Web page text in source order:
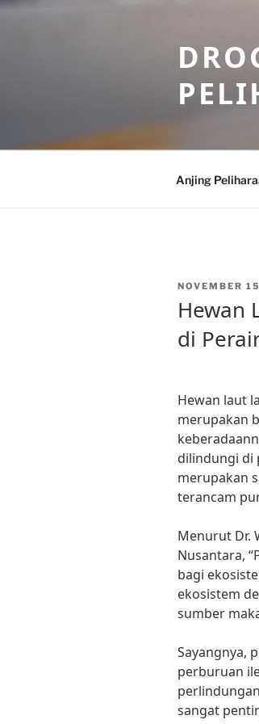
Skip
Anjing
POSTED
NOVEMBER
Hewan
di
Hewan laut
merupakan
dilindungi di
merupakan
terancam
Menurut Dr.
Nusantara,
bagi
ekosistem
sumber
Sayangnya,
perburuan
sangat